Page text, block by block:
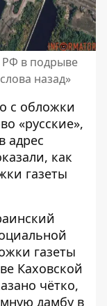
в подрыве
назад»
с обложки
«русские»,
адрес
как
газеты
газеты
Каховской
чётко,
дамбу в